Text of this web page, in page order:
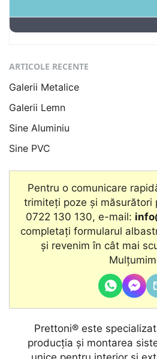
ARTICOLE RECENTE
Galerii Metalice
Galerii Lemn
Sine Aluminiu
Sine PVC
Pentru o comunicare
trimiteți poze și măsurători
0722 130 130, e-mail:
completați formularul
şi revenim în cât mai
Prettoni® este
producţia și montarea